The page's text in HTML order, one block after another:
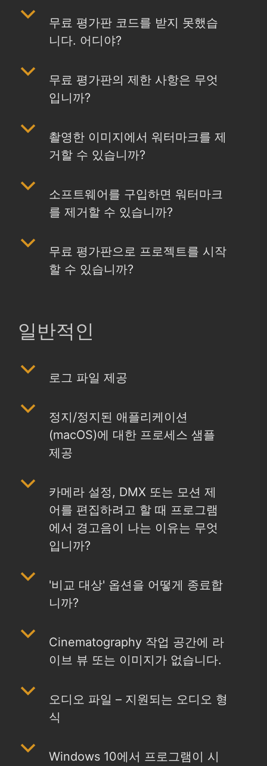
b
무료 평가판 코드를 받지 못했습
니다. 어디야?
b
무료 평가판의 제한 사항은 무엇
입니까?
b
촬영한 이미지에서 워터마크를 제
거할 수 있습니까?
b
소프트웨어를 구입하면 워터마크
를 제거할 수 있습니까?
b
무료 평가판으로 프로젝트를 시작
할 수 있습니까?
일반적인
b 로그 파일 제공
b
정지/정지된 애플리케이션
(macOS)에 대한 프로세스 샘플
제공
b
카메라 설정, DMX 또는 모션 제
어를 편집하려고 할 때 프로그램
에서 경고음이 나는 이유는 무엇
입니까?
b
'비교 대상' 옵션을 어떻게 종료합
니까?
b
Cinematography 작업 공간에 라
이브 뷰 또는 이미지가 없습니다.
b
오디오 파일 – 지원되는 오디오 형
식
b
Windows 10에서 프로그램이 시